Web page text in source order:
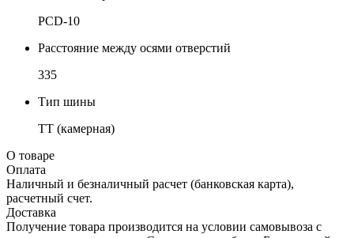
PCD-10
Расстояние между осями отверстий
335
Тип шины
TT (камерная)
О товаре
Оплата
Наличный и безналичный расчет (банковская карта),
расчетный счет.
Доставка
Получение товара производится на условии самовывоза с